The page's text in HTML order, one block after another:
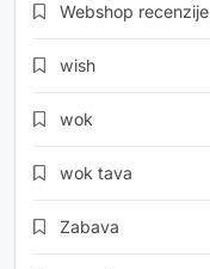
Webshop recenzije
wish
wok
wok tava
Zabava